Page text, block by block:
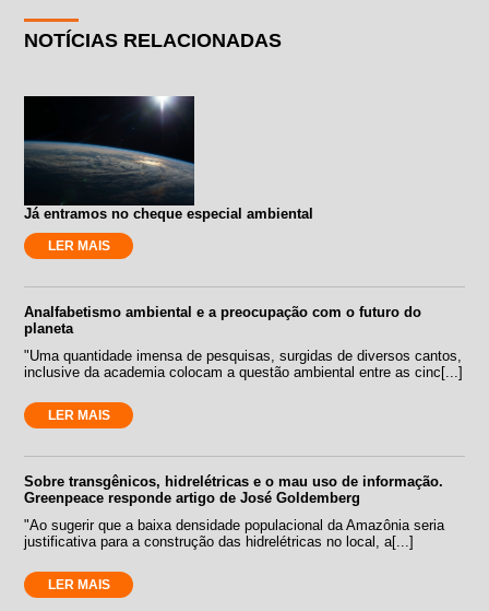
NOTÍCIAS RELACIONADAS
Já entramos no cheque especial ambiental
LER MAIS
Analfabetismo ambiental e a preocupação com o futuro do
planeta
"Uma quantidade imensa de pesquisas, surgidas de diversos cantos,
inclusive da academia colocam a questão ambiental entre as cinc[...]
LER MAIS
Sobre transgênicos, hidrelétricas e o mau uso de informação.
Greenpeace responde artigo de José Goldemberg
"Ao sugerir que a baixa densidade populacional da Amazônia seria
justificativa para a construção das hidrelétricas no local, a[...]
LER MAIS